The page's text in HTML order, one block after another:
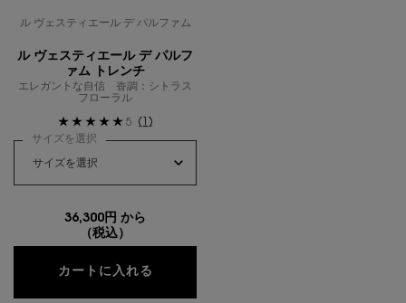
ル ヴェスティエール デ パルファム
ル ヴェスティエール デ パルフ
ァム トレンチ
エレガントな自信 香調：シトラス
フローラル
5
(1)
サイズを選択
36,300円 から
（税込）
カートに入れる